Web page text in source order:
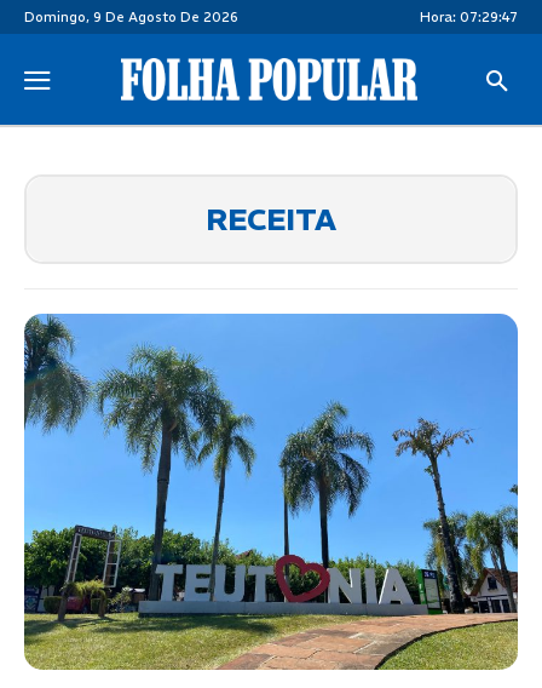
Domingo, 9 De Agosto De 2026 Hora: 07:29:47
RECEITA